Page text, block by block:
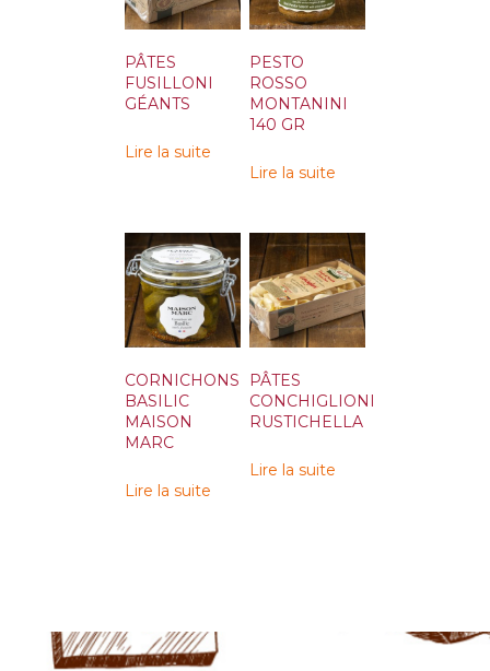
PÂTES
FUSILLONI
GÉANTS
Lire la suite
PESTO
ROSSO
MONTANINI
140 GR
Lire la suite
CORNICHONS
BASILIC
MAISON
MARC
Lire la suite
PÂTES
CONCHIGLIONI
RUSTICHELLA
Lire la suite